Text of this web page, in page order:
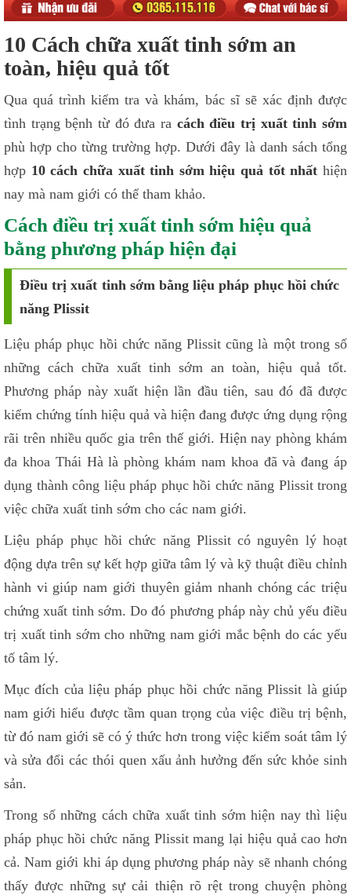
10 Cách chữa xuất tinh sớm an
toàn, hiệu quả tốt
Qua quá trình kiểm tra và khám, bác sĩ sẽ xác định được
tình trạng bệnh từ đó đưa ra cách điều trị xuất tinh sớm
phù hợp cho từng trường hợp. Dưới đây là danh sách tổng
hợp 10 cách chữa xuất tinh sớm hiệu quả tốt nhất hiện
nay mà nam giới có thể tham khảo.
Cách điều trị xuất tinh sớm hiệu quả
bằng phương pháp hiện đại
Điều trị xuất tinh sớm bằng liệu pháp phục hồi chức
năng Plissit
Liệu pháp phục hồi chức năng Plissit cũng là một trong số
những cách chữa xuất tinh sớm an toàn, hiệu quả tốt.
Phương pháp này xuất hiện lần đầu tiên, sau đó đã được
kiểm chứng tính hiệu quả và hiện đang được ứng dụng rộng
rãi trên nhiều quốc gia trên thế giới. Hiện nay phòng khám
đa khoa Thái Hà là phòng khám nam khoa đã và đang áp
dụng thành công liệu pháp phục hồi chức năng Plissit trong
việc chữa xuất tinh sớm cho các nam giới.
Liệu pháp phục hồi chức năng Plissit có nguyên lý hoạt
động dựa trên sự kết hợp giữa tâm lý và kỹ thuật điều chỉnh
hành vi giúp nam giới thuyên giảm nhanh chóng các triệu
chứng xuất tinh sớm. Do đó phương pháp này chủ yếu điều
trị xuất tinh sớm cho những nam giới mắc bệnh do các yếu
tố tâm lý.
Mục đích của liệu pháp phục hồi chức năng Plissit là giúp
nam giới hiểu được tầm quan trọng của việc điều trị bệnh,
từ đó nam giới sẽ có ý thức hơn trong việc kiểm soát tâm lý
và sửa đổi các thói quen xấu ảnh hưởng đến sức khỏe sinh
sản.
Trong số những cách chữa xuất tinh sớm hiện nay thì liệu
pháp phục hồi chức năng Plissit mang lại hiệu quả cao hơn
cả. Nam giới khi áp dụng phương pháp này sẽ nhanh chóng
thấy được những sự cải thiện rõ rệt trong chuyện phòng